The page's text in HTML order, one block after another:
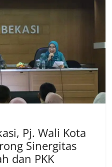
Pj. Wali Kota
Sinergitas
dan PKK